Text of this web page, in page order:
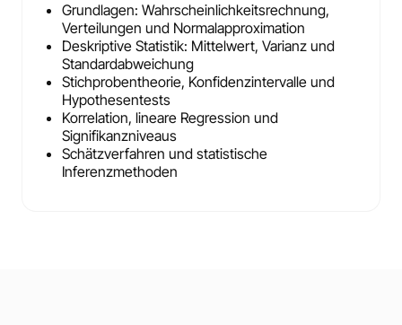
Grundlagen: Wahrscheinlichkeitsrechnung,
Verteilungen und Normalapproximation
Deskriptive Statistik: Mittelwert, Varianz und
Standardabweichung
Stichprobentheorie, Konfidenzintervalle und
Hypothesentests
Korrelation, lineare Regression und
Signifikanzniveaus
Schätzverfahren und statistische
Inferenzmethoden